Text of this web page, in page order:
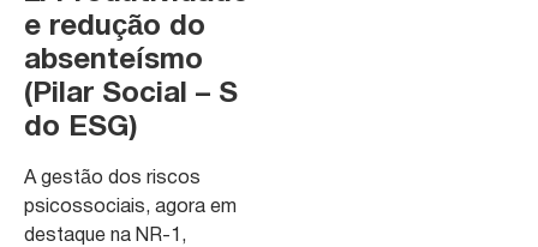
e redução do
absenteísmo
(Pilar Social – S
do ESG)
A gestão dos riscos
psicossociais, agora em
destaque na NR-1,